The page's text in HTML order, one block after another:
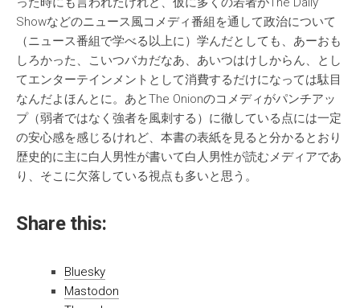
Showなどのニュース風コメディ番組を通して政治について
（ニュース番組で学べる以上に）学んだとしても、あーおも
しろかった、こいつバカだなあ、あいつはけしからん、とし
てエンターテインメントとして消費するだけになっては駄目
なんだよほんとに。あとThe Onionのコメディがパンチアッ
プ（弱者ではなく強者を風刺する）に徹している点には一定
の安心感を感じるけれど、本書の表紙を見ると分かるとおり
歴史的に主に白人男性が書いて白人男性が読むメディアであ
り、そこに欠落している視点も多いと思う。
Share this:
Bluesky
Mastodon